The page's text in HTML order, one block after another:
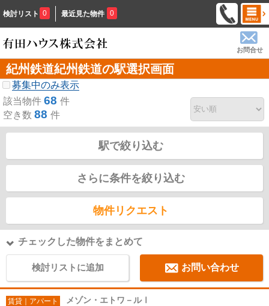
検討リスト 0 最近見た物件 0
お問合せ
紀州鉄道紀州鉄道の駅選択画面
募集中のみ表示
該当物件 68 件
空き数 88 件
駅で絞り込む
さらに条件を絞り込む
物件リクエスト
チェックした物件をまとめて
検討リストに追加 お問い合わせ
賃貸｜アパート メゾン・エトワ－ルⅠ